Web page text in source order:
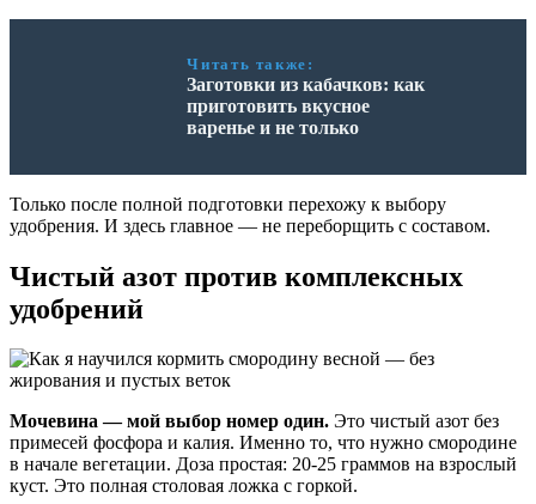
Читать также:
Заготовки из кабачков: как
приготовить вкусное
варенье и не только
Только после полной подготовки перехожу к выбору
удобрения. И здесь главное — не переборщить с составом.
Чистый азот против комплексных
удобрений
Мочевина — мой выбор номер один. Это чистый азот без
примесей фосфора и калия. Именно то, что нужно смородине
в начале вегетации. Доза простая: 20-25 граммов на взрослый
куст. Это полная столовая ложка с горкой.